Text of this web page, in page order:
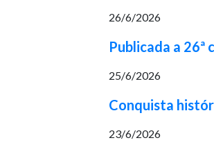
26/6/2026
Publicada a 26ª
25/6/2026
Conquista
23/6/2026